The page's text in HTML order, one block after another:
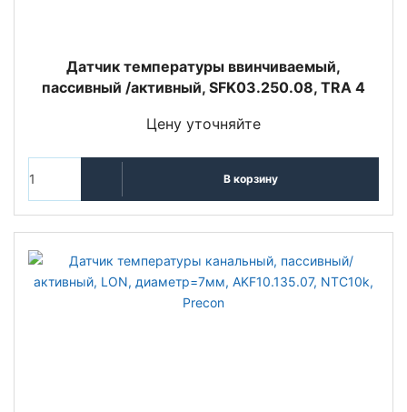
Датчик температуры ввинчиваемый,
пассивный /активный, SFK03.250.08, TRA 4
Цену уточняйте
В корзину